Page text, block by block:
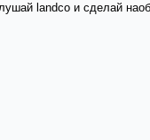
landco и сделай